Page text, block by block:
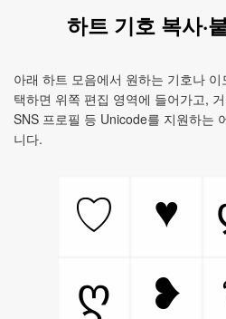
하트 기호 복사·
아래 하트 모음에서 원하는 기호나
택하면 위쪽 편집 영역에 들어가고,
SNS 프로필 등 Unicode를 지원하는
니다.
♡ ♥
ღ
❥